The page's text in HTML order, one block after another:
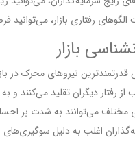
الگوهای رفتاری بازار،
بازار
نیروهای محرک
از رفتار دیگران تقلید
مختلف می‌توانند به شدت بر
اغلب به دلیل سوگیری‌های